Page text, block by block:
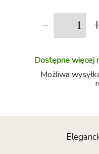
-
Dostępne więcej
Możliwa